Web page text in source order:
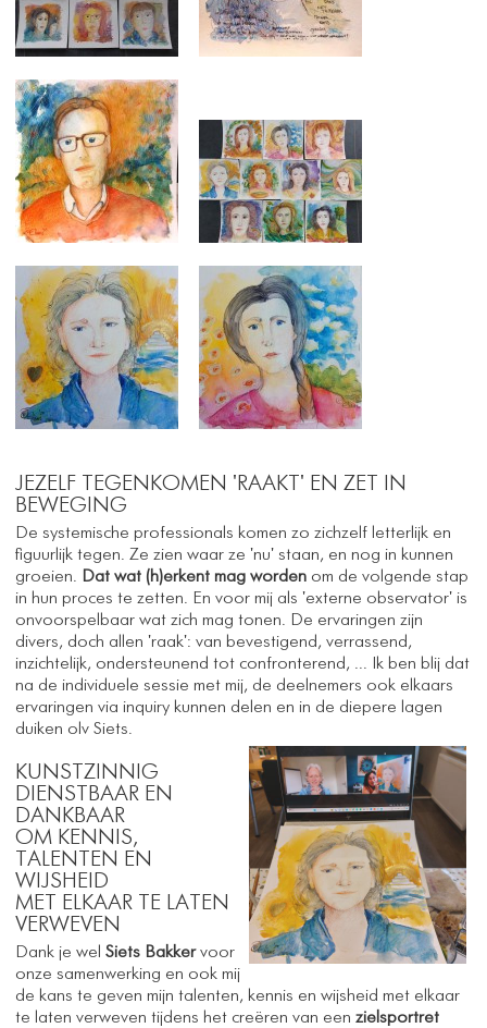
JEZELF TEGENKOMEN 'RAAKT' EN ZET IN
BEWEGING
De systemische professionals komen zo zichzelf letterlijk en
figuurlijk tegen. Ze zien waar ze 'nu' staan, en nog in kunnen
groeien. Dat wat (h)erkent mag worden om de volgende stap
in hun proces te zetten. En voor mij als 'externe observator' is
onvoorspelbaar wat zich mag tonen. De ervaringen zijn
divers, doch allen 'raak': van bevestigend, verrassend,
inzichtelijk, ondersteunend tot confronterend, ... Ik ben blij dat
na de individuele sessie met mij, de deelnemers ook elkaars
ervaringen via inquiry kunnen delen en in de diepere lagen
duiken olv Siets.
KUNSTZINNIG
DIENSTBAAR EN
DANKBAAR
OM KENNIS,
TALENTEN EN
WIJSHEID
MET ELKAAR TE LATEN
VERWEVEN
Dank je wel Siets Bakkervoor
onze samenwerking en ook mij
de kans te geven mijn talenten, kennis en wijsheid met elkaar
te laten verweven tijdens het creëren van een zielsportret